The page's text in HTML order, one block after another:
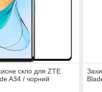
скло для ZTE
A34 / чорний